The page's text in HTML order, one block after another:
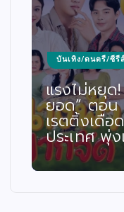
บันเทิง/ดนตรี/ซีรี
แรงไม่หยุด!
ยอด” ตอน
เรตติ้งเดือ
ประเทศ พุ่